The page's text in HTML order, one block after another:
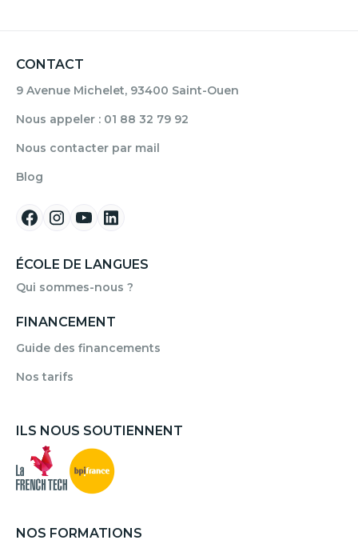
CONTACT
9 Avenue Michelet, 93400 Saint-Ouen
Nous appeler : 01 88 32 79 92
Nous contacter par mail
Blog
ÉCOLE DE LANGUES
Qui sommes-nous ?
FINANCEMENT
Guide des financements
Nos tarifs
ILS NOUS SOUTIENNENT
NOS FORMATIONS